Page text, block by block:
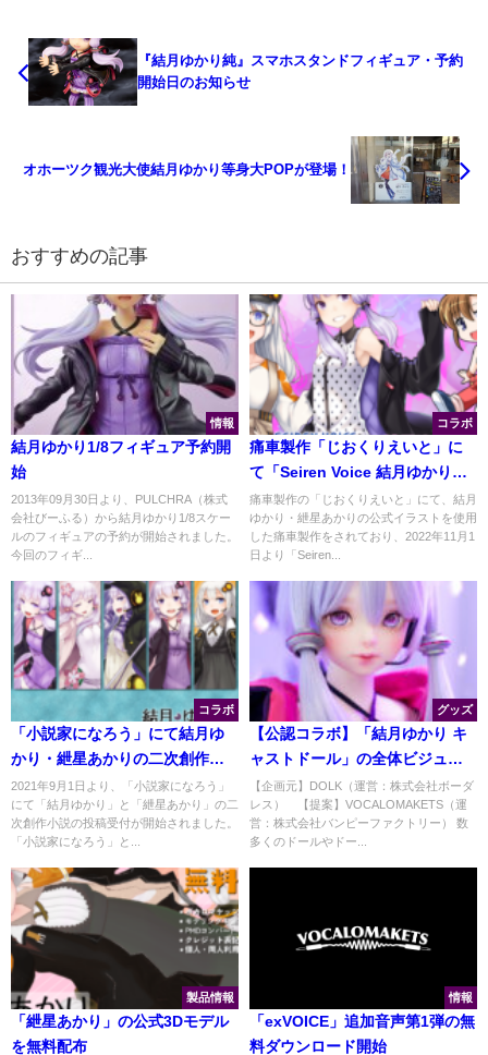
『結月ゆかり純』スマホスタンドフィギュア・予約
開始日のお知らせ
オホーツク観光大使結月ゆかり等身大POPが登場！
おすすめの記事
情報
結月ゆかり1/8フィギュア予約開
始
2013年09月30日より、PULCHRA（株式
会社びーふる）から結月ゆかり1/8スケー
ルのフィギュアの予約が開始されました。
今回のフィギ...
コラボ
痛車製作「じおくりえいと」に
て「Seiren Voice 結月ゆかり」
「Seiren Voice 紲星あかり」の
公式イラスト追加
痛車製作の「じおくりえいと」にて、結月
ゆかり・紲星あかりの公式イラストを使用
した痛車製作をされており、2022年11月1
日より「Seiren...
コラボ
「小説家になろう」にて結月ゆ
かり・紲星あかりの二次創作投
稿の受付開始
2021年9月1日より、「小説家になろう」
にて「結月ゆかり」と「紲星あかり」の二
次創作小説の投稿受付が開始されました。
「小説家になろう」と...
グッズ
【公認コラボ】「結月ゆかり キ
ャストドール」の全体ビジュア
ルを公開
【企画元】DOLK（運営：株式会社ボーダ
レス） 【提案】VOCALOMAKETS（運
営：株式会社バンピーファクトリー） 数
多くのドールやドー...
製品情報
「紲星あかり」の公式3Dモデル
を無料配布
情報
「exVOICE」追加音声第1弾の無
料ダウンロード開始